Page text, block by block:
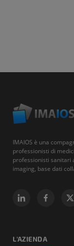
IMAIOS è una
professionisti di
professionisti sanitari
imaging, base dati
L'AZIENDA